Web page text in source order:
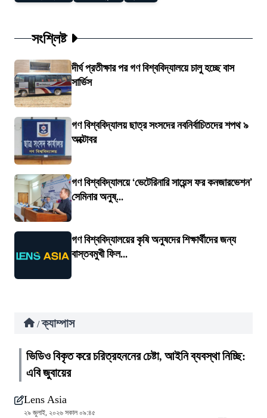
সংশ্লিষ্ট
দীর্ঘ প্রতীক্ষার পর গণ বিশ্ববিদ্যালয়ে চালু হচ্ছে বাস
সার্ভিস
গণ বিশ্ববিদ্যালয় ছাত্র সংসদের নবনির্বাচিতদের শপথ ৯
অক্টোবর
গণ বিশ্ববিদ্যালয়ে ‘ভেটেরিনারি সায়েন্স ফর কনজারভেশন’
সেমিনার অনুষ্...
গণ বিশ্ববিদ্যালয়ের কৃষি অনুষদের শিক্ষার্থীদের জন্য
বাস্তবমুখী ফিল...
/ ক্যাম্পাস
ভিডিও বিকৃত করে চরিত্রহননের চেষ্টা, আইনি ব্যবস্থা নিচ্ছি:
এবি জুবায়ের
Lens Asia
২৯ জুলাই, ২০২৬ সকাল ০৯:৪৫